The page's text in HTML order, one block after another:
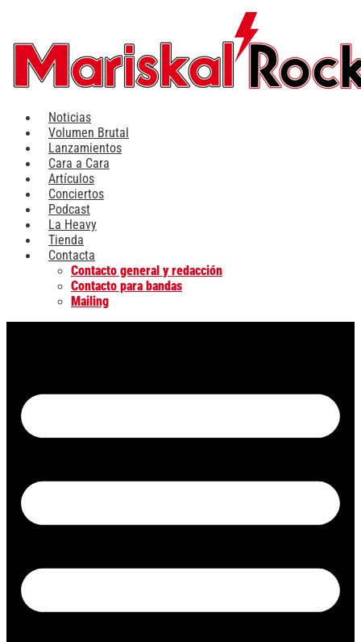
contenido
Noticias
Volumen Brutal
Lanzamientos
Cara a Cara
Artículos
Conciertos
Podcast
La Heavy
Tienda
Contacta
Contacto general y redacción
Contacto para bandas
Mailing